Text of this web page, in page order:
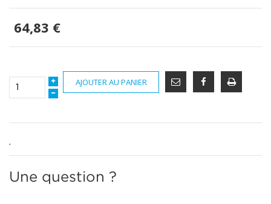
64,83 €
AJOUTER AU PANIER
.
Une question ?